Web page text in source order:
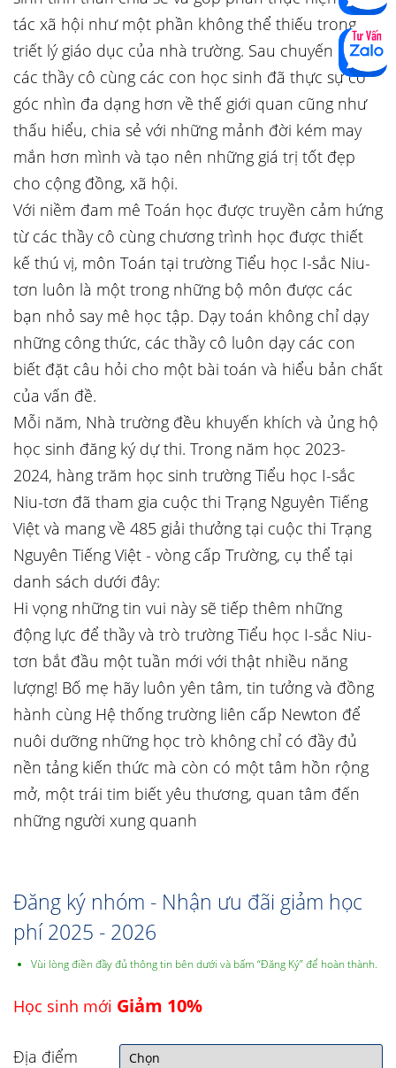
tác xã hội như một phần không thể thiếu trong
triết lý giáo dục của nhà trường. Sau chuyến đi,
các thầy cô cùng các con học sinh đã thực sự có
góc nhìn đa dạng hơn về thế giới quan cũng như
thấu hiểu, chia sẻ với những mảnh đời kém may
mắn hơn mình và tạo nên những giá trị tốt đẹp
cho cộng đồng, xã hội.
Với niềm đam mê Toán học được truyền cảm hứng
từ các thầy cô cùng chương trình học được thiết
kế thú vị, môn Toán tại trường Tiểu học I-sắc Niu-
tơn luôn là một trong những bộ môn được các
bạn nhỏ say mê học tập. Dạy toán không chỉ dạy
những công thức, các thầy cô luôn dạy các con
biết đặt câu hỏi cho một bài toán và hiểu bản chất
của vấn đề.
Mỗi năm, Nhà trường đều khuyến khích và ủng hộ
học sinh đăng ký dự thi. Trong năm học 2023-
2024, hàng trăm học sinh trường Tiểu học I-sắc
Niu-tơn đã tham gia cuộc thi Trạng Nguyên Tiếng
Việt và mang về 485 giải thưởng tại cuộc thi Trạng
Nguyên Tiếng Việt - vòng cấp Trường, cụ thể tại
danh sách dưới đây:
Hi vọng những tin vui này sẽ tiếp thêm những
động lực để thầy và trò trường Tiểu học I-sắc Niu-
tơn bắt đầu một tuần mới với thật nhiều năng
lượng! Bố mẹ hãy luôn yên tâm, tin tưởng và đồng
hành cùng Hệ thống trường liên cấp Newton để
nuôi dưỡng những học trò không chỉ có đầy đủ
nền tảng kiến thức mà còn có một tâm hồn rộng
mở, một trái tim biết yêu thương, quan tâm đến
những người xung quanh
Đăng ký nhóm - Nhận ưu đãi giảm học
phí 2025 - 2026
Vùi lòng điền đầy đủ thông tin bên dưới và bấm “Đăng Ký” để hoàn thành.
Học sinh mới Giảm 10%
Địa điểm